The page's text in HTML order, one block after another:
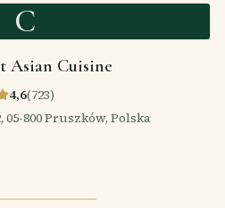
C
Asian Cuisine
4,6(723)
800 Pruszków, Polska